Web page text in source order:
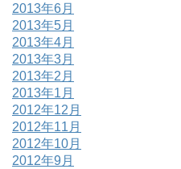
2013年6月
2013年5月
2013年4月
2013年3月
2013年2月
2013年1月
2012年12月
2012年11月
2012年10月
2012年9月